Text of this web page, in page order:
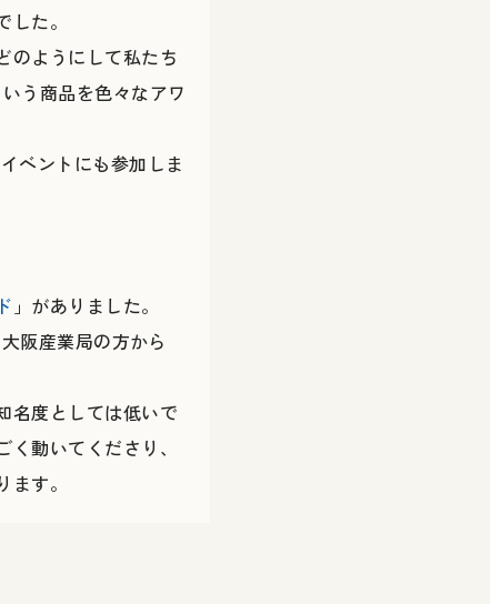
た。
のようにして私たち
う商品を色々なアワ
ベントにも参加しま
」がありました。
阪産業局の方から
名度としては低いで
動いてくださり、
す。